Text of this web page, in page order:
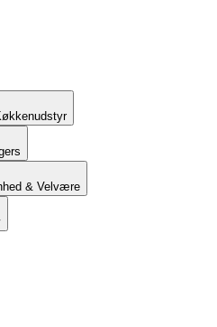
& Velvære